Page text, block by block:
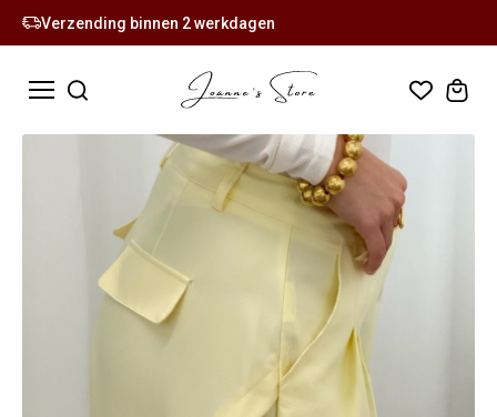
Verzending binnen 2 werkdagen